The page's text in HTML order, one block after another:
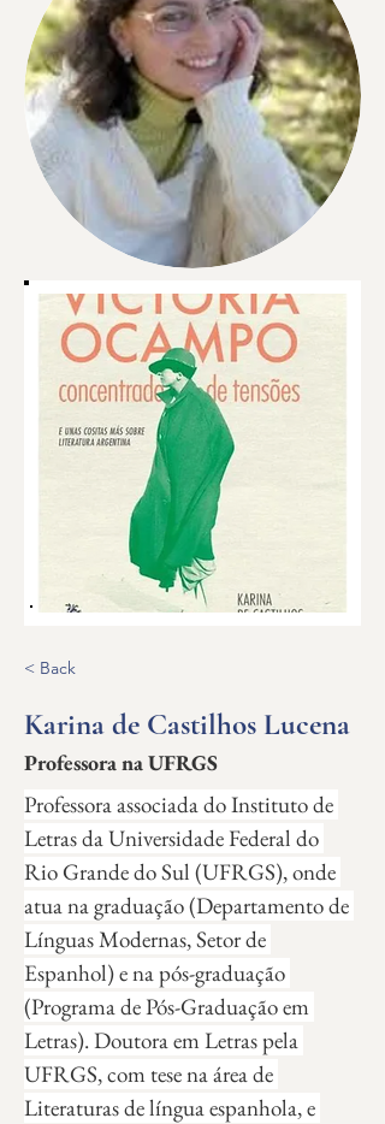
< Back
Karina de Castilhos Lucena
Professora na UFRGS
Professora associada do Instituto de
Letras da Universidade Federal do
Rio Grande do Sul (UFRGS), onde
atua na graduação (Departamento de
Línguas Modernas, Setor de
Espanhol) e na pós-graduação
(Programa de Pós-Graduação em
Letras). Doutora em Letras pela
UFRGS, com tese na área de
Literaturas de língua espanhola, e